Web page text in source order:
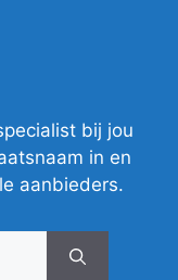
bij jou
in en
aanbieders.